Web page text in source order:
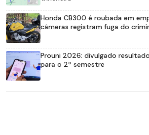
Honda CB300 é roubada em
câmeras registram fuga do
Prouni 2026: divulgado
para o 2º semestre